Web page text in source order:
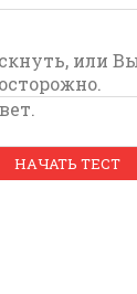
или